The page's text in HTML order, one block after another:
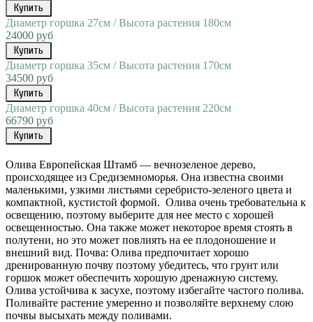
Купить
Диаметр горшка 27см / Высота растения 180см
24000 руб
Купить
Диаметр горшка 35см / Высота растения 170см
34500 руб
Купить
Диаметр горшка 40см / Высота растения 220см
66790 руб
Купить
Олива Европейская Штамб — вечнозеленое дерево,
происходящее из Средиземноморья. Она известна своими
маленькими, узкими листьями серебристо-зеленого цвета и
компактной, кустистой формой. Олива очень требовательна к
освещению, поэтому выберите для нее место с хорошей
освещенностью. Она также может некоторое время стоять в
полутени, но это может повлиять на ее плодоношение и
внешний вид. Почва: Олива предпочитает хорошо
дренированную почву поэтому убедитесь, что грунт или
горшок может обеспечить хорошую дренажную систему.
Олива устойчива к засухе, поэтому избегайте частого полива.
Поливайте растение умеренно и позволяйте верхнему слою
почвы высыхать между поливами.